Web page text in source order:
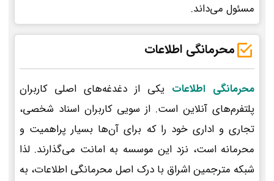
مسئول می‌داند.
محرمانگی اطلاعات
محرمانگی اطلاعات یکی از دغدغه‌های اصلی کاربران
پلتفرم‌های آنلاین است. از سویی کاربران اسناد شخصی،
تجاری و اداری خود را که برای آن‌ها بسیار پراهمیت و
محرمانه است، نزد این موسسه به امانت می‌گذارند. لذا
شبکه مترجمین اشراق با درک اصل محرمانگی اطلاعات، به